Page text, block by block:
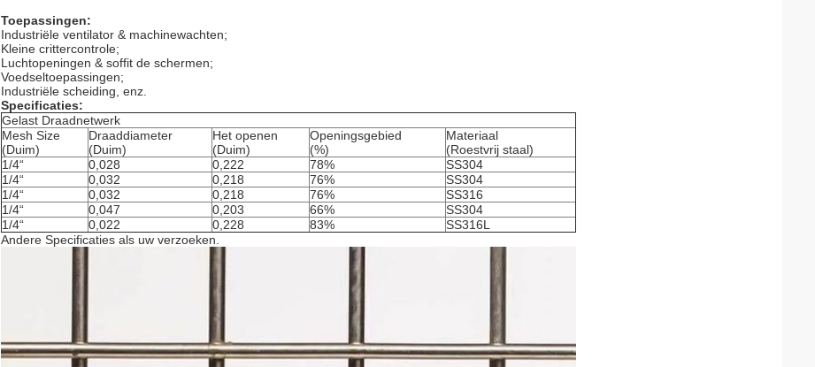
Toepassingen:
Industriële ventilator & machinewachten;
Kleine crittercontrole;
Luchtopeningen & soffit de schermen;
Voedseltoepassingen;
Industriële scheiding, enz.
Specificaties:
Gelast Draadnetwerk
Mesh Size
(Duim)
Draaddiameter
(Duim)
Het openen
(Duim)
Openingsgebied
(%)
Materiaal
(Roestvrij staal)
1/4“
0,028 0,222 78%
SS304
1/4“
0,032 0,218 76%
SS304
1/4“
0,032 0,218 76%
SS316
1/4“
0,047 0,203 66%
SS304
1/4“
0,022 0,228 83%
SS316L
Andere Specificaties als uw verzoeken.